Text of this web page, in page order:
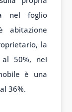
nel foglio
abitazione
la
al 50%, nei
è una
36%.